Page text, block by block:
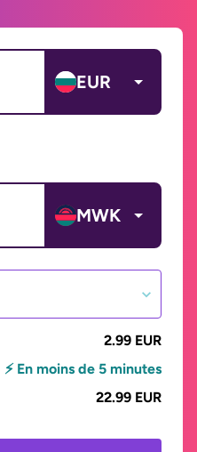
EUR
MWK
2.99 EUR
⚡ En moins de 5 minutes
22.99 EUR